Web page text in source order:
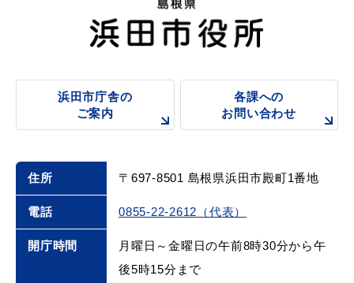
浜田市庁舎の
ご案内
各課への
お問い合わせ
住所 〒697-8501 島根県浜田市殿町1番地
電話 0855-22-2612（代表）
開庁時間
月曜日～金曜日の午前8時30分から午
後5時15分まで